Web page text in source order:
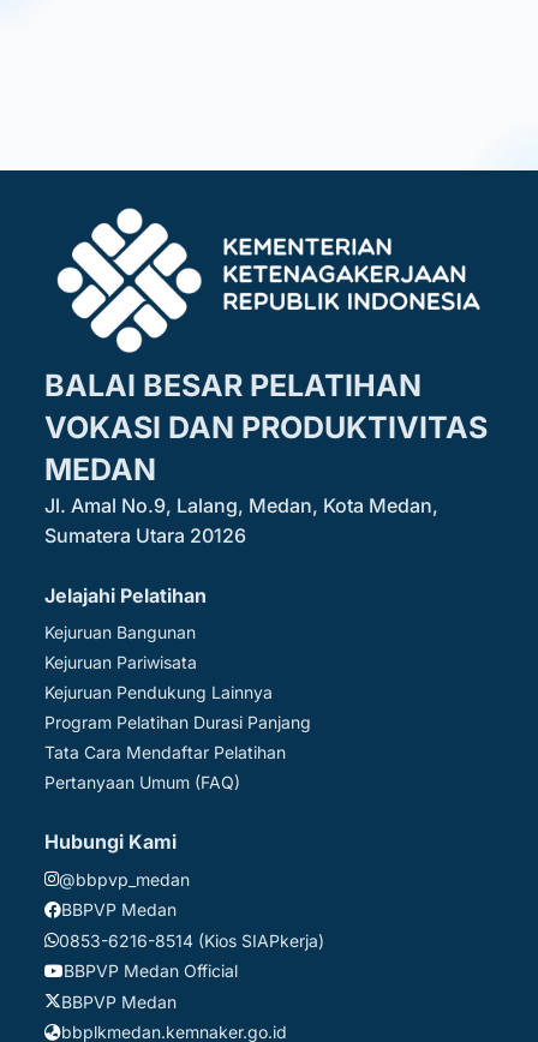
BALAI BESAR PELATIHAN
VOKASI DAN PRODUKTIVITAS
MEDAN
Jl. Amal No.9, Lalang, Medan, Kota Medan,
Sumatera Utara 20126
Jelajahi Pelatihan
Kejuruan Bangunan
Kejuruan Pariwisata
Kejuruan Pendukung Lainnya
Program Pelatihan Durasi Panjang
Tata Cara Mendaftar Pelatihan
Pertanyaan Umum (FAQ)
Hubungi Kami
@bbpvp_medan
BBPVP Medan
0853-6216-8514 (Kios SIAPkerja)
BBPVP Medan Official
BBPVP Medan
bbplkmedan.kemnaker.go.id